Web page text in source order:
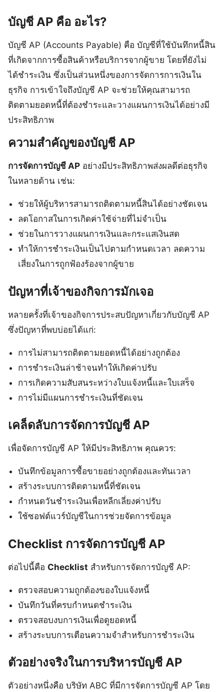
บัญชี AP คือ อะไร?
บัญชี AP (Accounts Payable) คือ บัญชีที่ใช้บันทึกหนี้สิน
ที่เกิดจากการซื้อสินค้าหรือบริการจากผู้ขาย โดยที่ยังไม่
ได้ชำระเงิน ซึ่งเป็นส่วนหนึ่งของการจัดการการเงินใน
ธุรกิจ การเข้าใจถึงบัญชี AP จะช่วยให้คุณสามารถ
ติดตามยอดหนี้ที่ต้องชำระและวางแผนการเงินได้อย่างมี
ประสิทธิภาพ
ความสำคัญของบัญชี AP
การจัดการบัญชี AP อย่างมีประสิทธิภาพส่งผลดีต่อธุรกิจ
ในหลายด้าน เช่น:
ช่วยให้ผู้บริหารสามารถติดตามหนี้สินได้อย่างชัดเจน
ลดโอกาสในการเกิดค่าใช้จ่ายที่ไม่จำเป็น
ช่วยในการวางแผนการเงินและกระแสเงินสด
ทำให้การชำระเงินเป็นไปตามกำหนดเวลา ลดความ
เสี่ยงในการถูกฟ้องร้องจากผู้ขาย
ปัญหาที่เจ้าของกิจการมักเจอ
หลายครั้งที่เจ้าของกิจการประสบปัญหาเกี่ยวกับบัญชี AP
ซึ่งปัญหาที่พบบ่อยได้แก่:
การไม่สามารถติดตามยอดหนี้ได้อย่างถูกต้อง
การชำระเงินล่าช้าจนทำให้เกิดค่าปรับ
การเกิดความสับสนระหว่างใบแจ้งหนี้และใบเสร็จ
การไม่มีแผนการชำระเงินที่ชัดเจน
เคล็ดลับการจัดการบัญชี AP
เพื่อจัดการบัญชี AP ให้มีประสิทธิภาพ คุณควร:
บันทึกข้อมูลการซื้อขายอย่างถูกต้องและทันเวลา
สร้างระบบการติดตามหนี้ที่ชัดเจน
กำหนดวันชำระเงินเพื่อหลีกเลี่ยงค่าปรับ
ใช้ซอฟต์แวร์บัญชีในการช่วยจัดการข้อมูล
Checklist การจัดการบัญชี AP
ต่อไปนี้คือ Checklist สำหรับการจัดการบัญชี AP:
ตรวจสอบความถูกต้องของใบแจ้งหนี้
บันทึกวันที่ครบกำหนดชำระเงิน
ตรวจสอบงบการเงินเพื่อดูยอดหนี้
สร้างระบบการเตือนความจำสำหรับการชำระเงิน
ตัวอย่างจริงในการบริหารบัญชี AP
ตัวอย่างหนึ่งคือ บริษัท ABC ที่มีการจัดการบัญชี AP โดย